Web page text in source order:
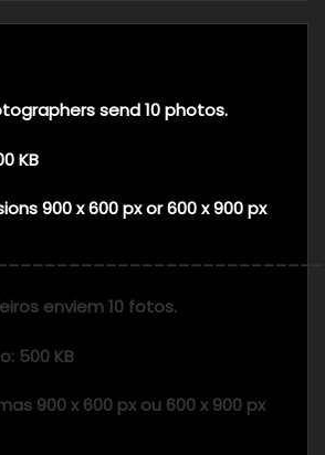
send 10 photos.
KB
900 x 600 px or 600 x 900 px
enviem 10 fotos.
500 KB
900 x 600 px ou 600 x 900 px